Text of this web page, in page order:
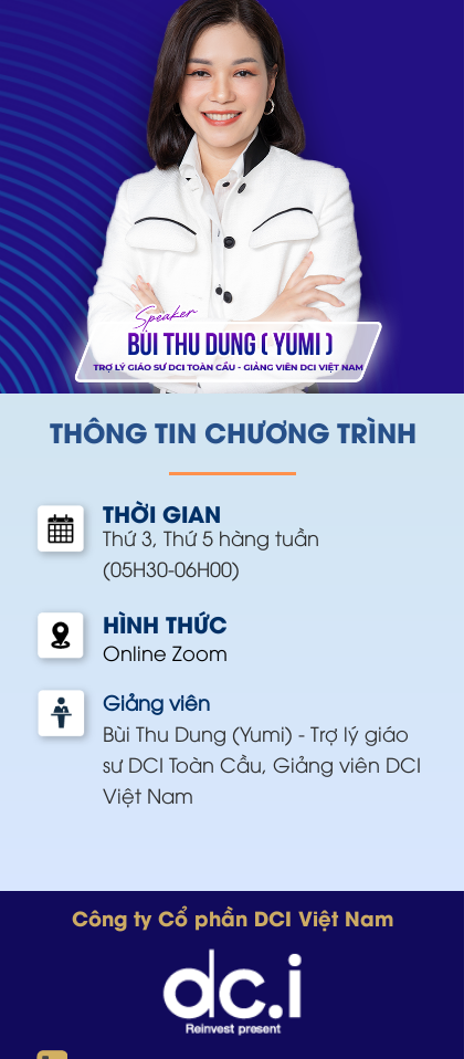
THÔNG TIN CHƯƠNG TRÌNH
HÌNH THỨC
Online Zoom
THỜI GIAN
Thứ 3, Thứ 5 hàng tuần
(05H30-06H00)
Giảng viên
Bùi Thu Dung (Yumi) - Trợ lý giáo
sư DCI Toàn Cầu, Giảng viên DCI
Việt Nam
Công ty Cổ phần DCI Việt Nam